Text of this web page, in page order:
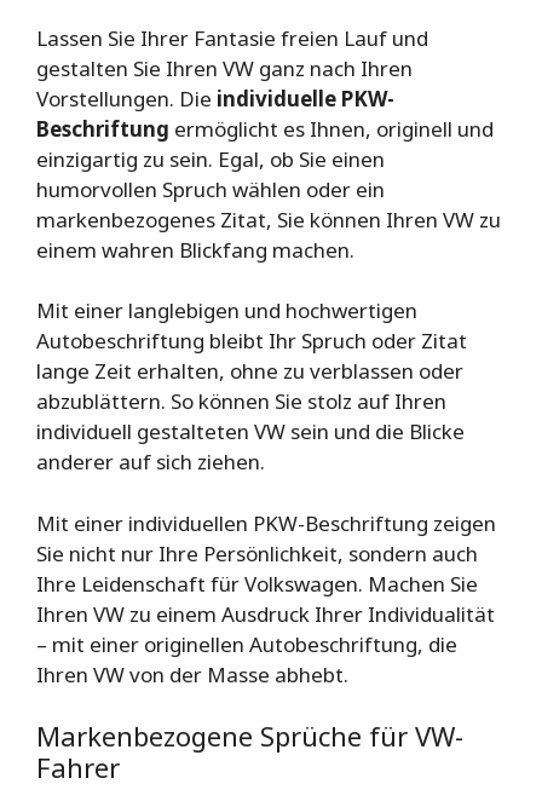
Lassen Sie Ihrer Fantasie freien Lauf und
gestalten Sie Ihren VW ganz nach Ihren
Vorstellungen. Die individuelle PKW-
Beschriftung ermöglicht es Ihnen, originell und
einzigartig zu sein. Egal, ob Sie einen
humorvollen Spruch wählen oder ein
markenbezogenes Zitat, Sie können Ihren VW zu
einem wahren Blickfang machen.
Mit einer langlebigen und hochwertigen
Autobeschriftung bleibt Ihr Spruch oder Zitat
lange Zeit erhalten, ohne zu verblassen oder
abzublättern. So können Sie stolz auf Ihren
individuell gestalteten VW sein und die Blicke
anderer auf sich ziehen.
Mit einer individuellen PKW-Beschriftung zeigen
Sie nicht nur Ihre Persönlichkeit, sondern auch
Ihre Leidenschaft für Volkswagen. Machen Sie
Ihren VW zu einem Ausdruck Ihrer Individualität
– mit einer originellen Autobeschriftung, die
Ihren VW von der Masse abhebt.
Markenbezogene Sprüche für VW-
Fahrer